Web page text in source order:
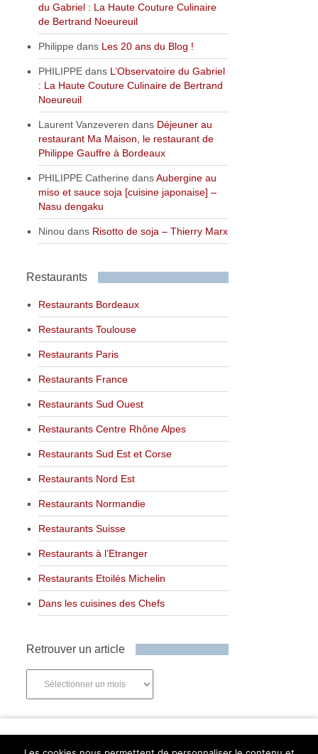
du Gabriel : La Haute Couture Culinaire
de Bertrand Noeureuil
Philippe dans Les 20 ans du Blog !
PHILIPPE dans L’Observatoire du Gabriel
: La Haute Couture Culinaire de Bertrand
Noeureuil
Laurent Vanzeveren dans Déjeuner au
restaurant Ma Maison, le restaurant de
Philippe Gauffre à Bordeaux
PHILIPPE Catherine dansAubergine au
miso et sauce soja [cuisine japonaise] –
Nasu dengaku
Ninou dans Risotto de soja – Thierry Marx
Restaurants
Restaurants Bordeaux
Restaurants Toulouse
Restaurants Paris
Restaurants France
Restaurants Sud Ouest
Restaurants Centre Rhône Alpes
Restaurants Sud Est et Corse
Restaurants Nord Est
Restaurants Normandie
Restaurants Suisse
Restaurants à l’Etranger
Restaurants Etoilés Michelin
Dans les cuisines des Chefs
Retrouver un article